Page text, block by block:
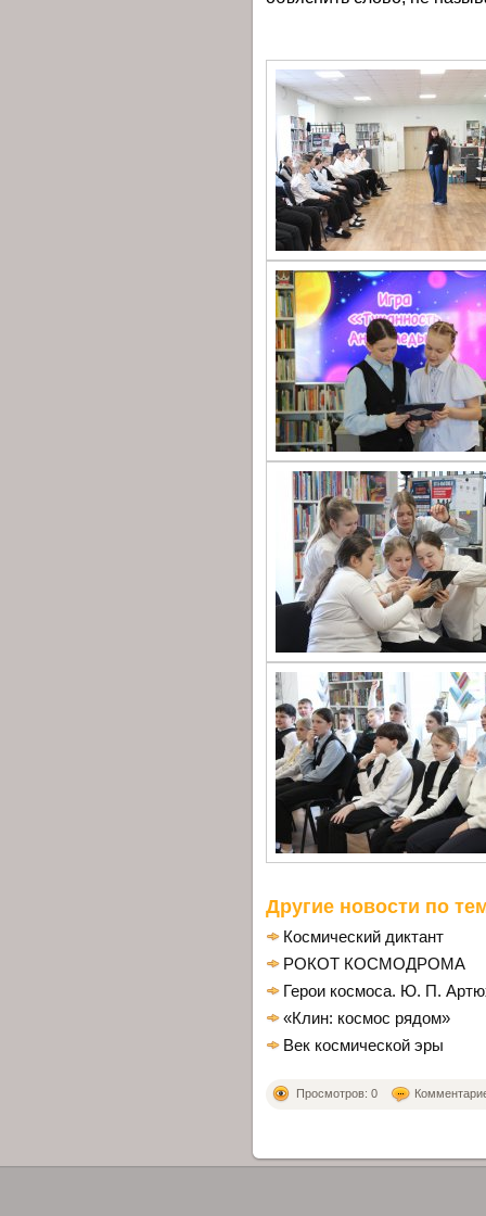
Другие новости по
Космический диктант
РОКОТ КОСМОДРОМА
Герои космоса. Ю. П.
«Клин: космос рядом»
Век космической эры
Просмотров: 0